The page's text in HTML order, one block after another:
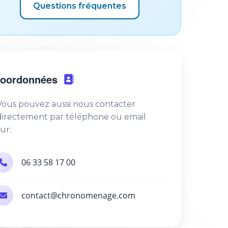
Questions fréquentes
pouvez aussi nous contacter
par téléphone ou email
06 33 58 17 00
contact@chronomenage.com